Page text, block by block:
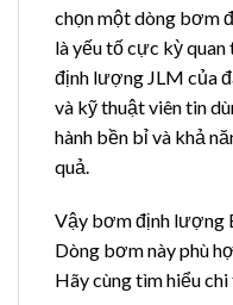
chọn một dòng bơm
là yếu tố cực kỳ
định lượng JLM của
và kỹ thuật viên tin
hành bền bỉ và khả
quả.
Vậy bơm định lượng
Dòng bơm này phù
Hãy cùng tìm hiểu